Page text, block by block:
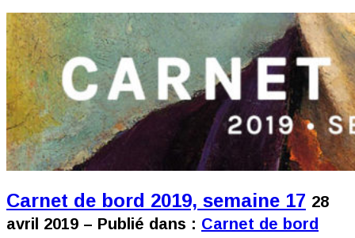
Carnet de bord 2019, semaine 17 28
avril 2019 – Publié dans : Carnet de bord